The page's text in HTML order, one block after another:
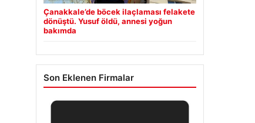
Çanakkale’de böcek ilaçlaması felakete
dönüştü. Yusuf öldü, annesi yoğun
bakımda
Son Eklenen Firmalar